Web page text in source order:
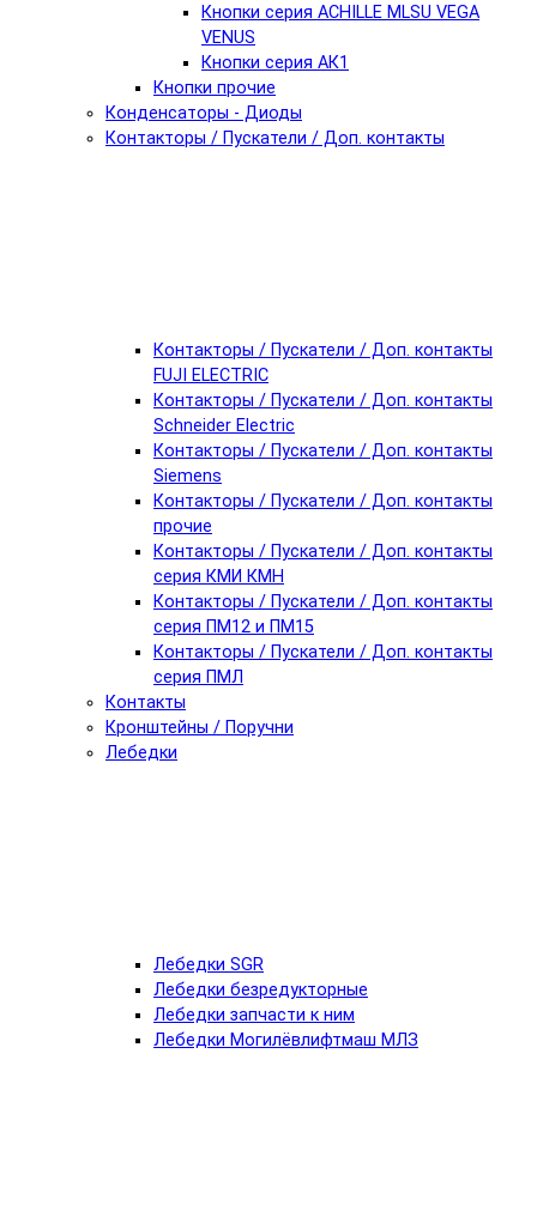
Кнопки серия ACHILLE MLSU VEGA
VENUS
Кнопки серия АК1
Кнопки прочие
Конденсаторы - Диоды
Контакторы / Пускатели / Доп. контакты
Контакторы / Пускатели / Доп. контакты
FUJI ELECTRIC
Контакторы / Пускатели / Доп. контакты
Schneider Electric
Контакторы / Пускатели / Доп. контакты
Siemens
Контакторы / Пускатели / Доп. контакты
прочие
Контакторы / Пускатели / Доп. контакты
серия КМИ КМН
Контакторы / Пускатели / Доп. контакты
серия ПМ12 и ПМ15
Контакторы / Пускатели / Доп. контакты
серия ПМЛ
Контакты
Кронштейны / Поручни
Лебедки
Лебедки SGR
Лебедки безредукторные
Лебедки запчасти к ним
Лебедки Могилёвлифтмаш МЛЗ